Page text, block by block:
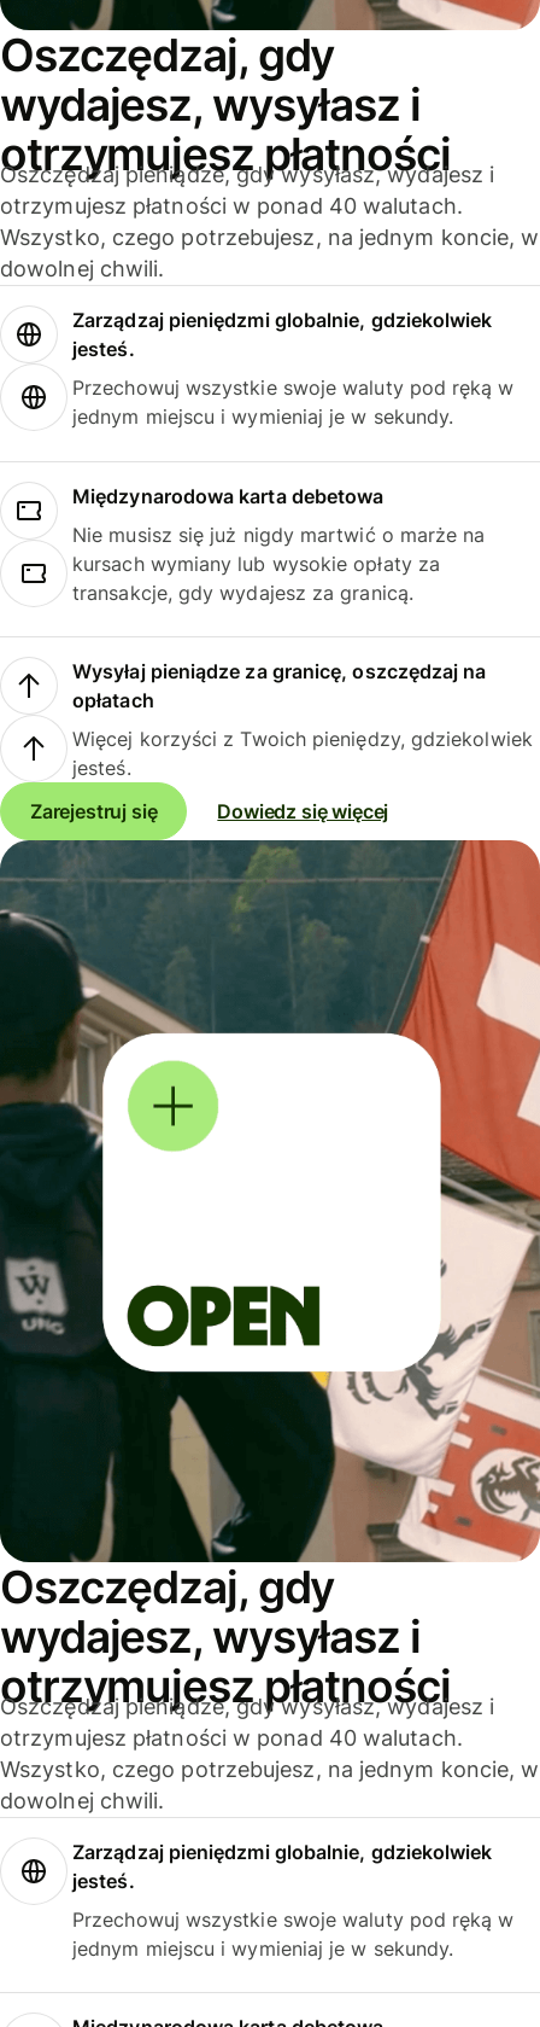
Oszczędzaj, gdy
wydajesz, wysyłasz i
otrzymujesz płatności
Oszczędzaj pieniądze, gdy wysyłasz, wydajesz i
otrzymujesz płatności w ponad 40 walutach.
Wszystko, czego potrzebujesz, na jednym koncie, w
dowolnej chwili.
Zarządzaj pieniędzmi globalnie, gdziekolwiek
jesteś.
Przechowuj wszystkie swoje waluty pod ręką w
jednym miejscu i wymieniaj je w sekundy.
Międzynarodowa karta debetowa
Nie musisz się już nigdy martwić o marże na
kursach wymiany lub wysokie opłaty za
transakcje, gdy wydajesz za granicą.
Wysyłaj pieniądze za granicę, oszczędzaj na
opłatach
Więcej korzyści z Twoich pieniędzy, gdziekolwiek
jesteś.
Zarejestruj się
Dowiedz się więcej
Oszczędzaj, gdy
wydajesz, wysyłasz i
otrzymujesz płatności
Oszczędzaj pieniądze, gdy wysyłasz, wydajesz i
otrzymujesz płatności w ponad 40 walutach.
Wszystko, czego potrzebujesz, na jednym koncie, w
dowolnej chwili.
Zarządzaj pieniędzmi globalnie, gdziekolwiek
jesteś.
Przechowuj wszystkie swoje waluty pod ręką w
jednym miejscu i wymieniaj je w sekundy.